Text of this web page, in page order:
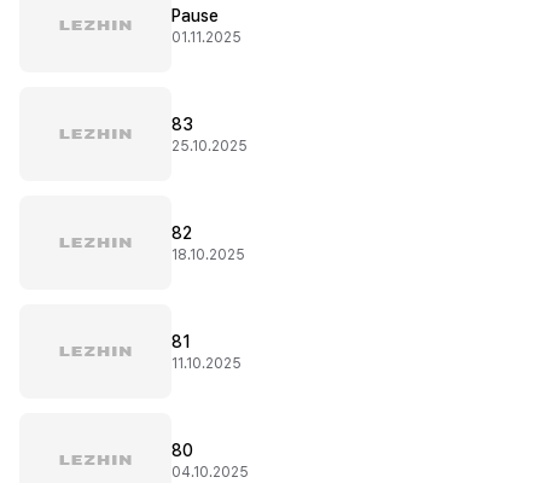
Pause
01.11.2025
83
25.10.2025
82
18.10.2025
81
11.10.2025
80
04.10.2025